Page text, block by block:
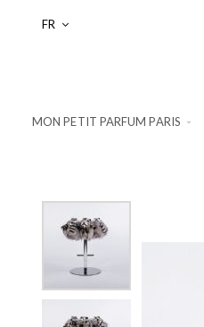
Langue
FR
MON PETIT PARFUM PARIS